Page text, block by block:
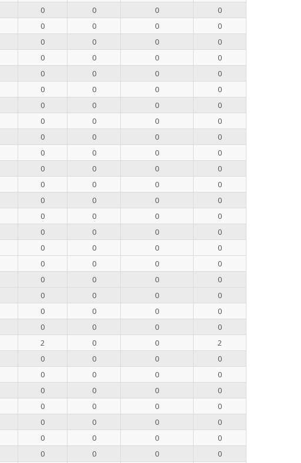
0 0 0
0
0 0 0
0
0 0 0
0
0 0 0
0
0 0 0
0
0 0 0
0
0 0 0
0
0 0 0
0
0 0 0
0
0 0 0
0
0 0 0
0
0 0 0
0
0 0 0
0
0 0 0
0
0 0 0
0
0 0 0
0
0 0 0
0
0 0 0
0
0 0 0
0
0 0 0
0
0 0 0
0
2 0 0
2
0 0 0
0
0 0 0
0
0 0 0
0
0 0 0
0
0 0 0
0
0 0 0
0
0 0 0
0